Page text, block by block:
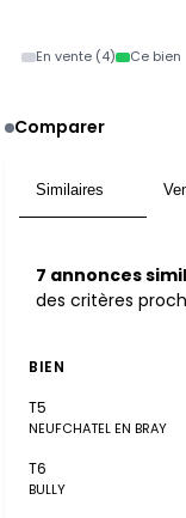
En vente (4) Ce bien
Comparer
Similaires
7 annonces
des critères
BIEN
T5
NEUFCHATEL EN BRAY
T6
BULLY